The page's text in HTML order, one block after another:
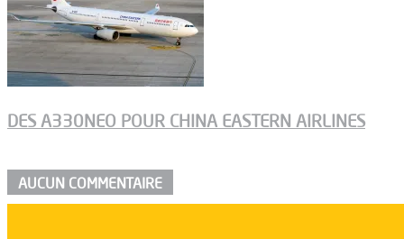
DES A330NEO POUR CHINA EASTERN AIRLINES
AUCUN COMMENTAIRE